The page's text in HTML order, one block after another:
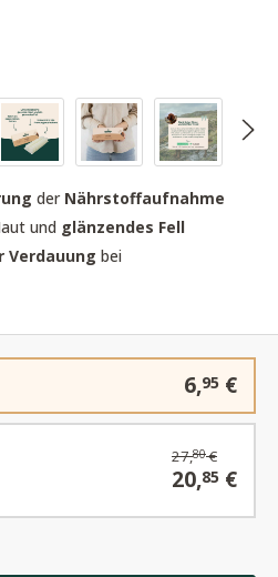
der Nährstoffaufnahme
und glänzendes Fell
Verdauung bei
6,95 €
27,80€
20,85 €